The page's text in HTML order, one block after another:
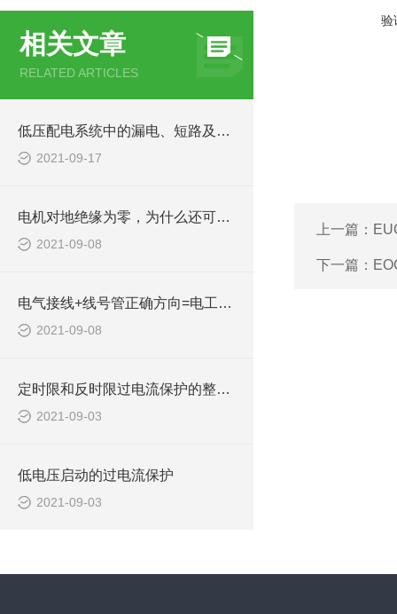
相关文章
RELATED ARTICLES
低压配电系统中的漏电、短路及零线断线防护措施
2021-09-17
电机对地绝缘为零，为什么还可以正常启动？
2021-09-08
电气接线+线号管正确方向=电工接线好习惯！
2021-09-08
定时限和反时限过电流保护的整定计算公式
2021-09-03
低电压启动的过电流保护
2021-09-03
验
上一篇：
下一篇：